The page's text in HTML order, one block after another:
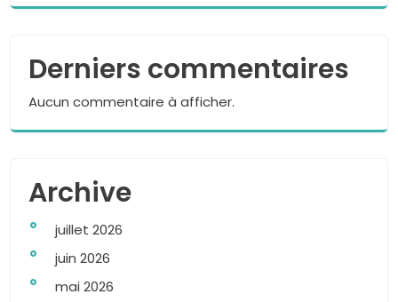
Derniers commentaires
Aucun commentaire à afficher.
Archive
juillet 2026
juin 2026
mai 2026